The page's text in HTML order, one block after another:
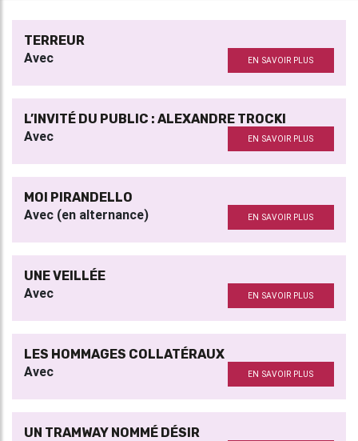
TERREUR
Avec EN SAVOIR PLUS
L’INVITÉ DU PUBLIC : ALEXANDRE TROCKI
Avec EN SAVOIR PLUS
MOI PIRANDELLO
Avec (en alternance) EN SAVOIR PLUS
UNE VEILLÉE
Avec EN SAVOIR PLUS
LES HOMMAGES COLLATÉRAUX
Avec EN SAVOIR PLUS
UN TRAMWAY NOMMÉ DÉSIR